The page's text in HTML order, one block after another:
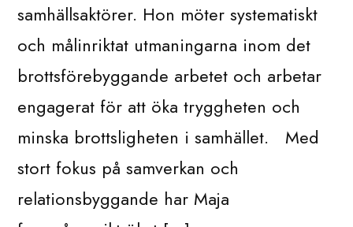
samhällsaktörer. Hon möter systematiskt
och målinriktat utmaningarna inom det
brottsförebyggande arbetet och arbetar
engagerat för att öka tryggheten och
minska brottsligheten i samhället. Med
stort fokus på samverkan och
relationsbyggande har Maja